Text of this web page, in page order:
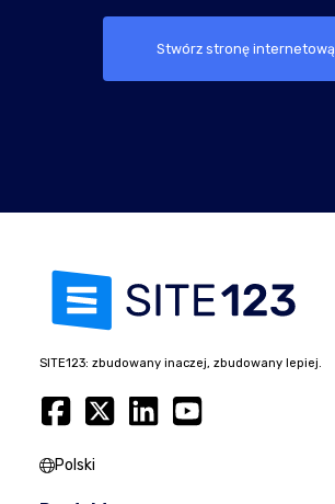
Stwórz stronę internetową
SITE123: zbudowany inaczej, zbudowany lepiej.
Polski